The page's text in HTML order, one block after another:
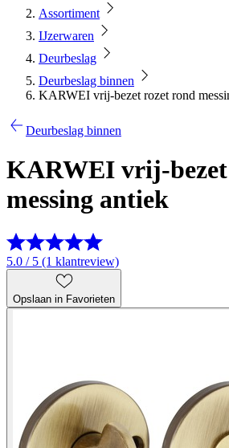
Assortiment
IJzerwaren
Deurbeslag
Deurbeslag binnen
KARWEI vrij-bezet rozet rond
Deurbeslag binnen
KARWEI vrij-
messing antiek
5.0 / 5 (1 klantreview)
Opslaan in Favorieten